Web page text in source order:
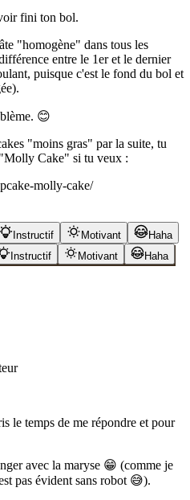
fini ton bol.
"homogène" dans tous les
entre le 1er et le dernier
puisque c'est le fond du bol et
😊
"moins gras" par la suite, tu
Cake" si tu veux :
molly-cake/
Instructif Motivant
Haha
Instructif Motivant
Haha
le temps de me répondre et pour
avec la maryse 😁 (comme je
pas évident sans robot 😅).